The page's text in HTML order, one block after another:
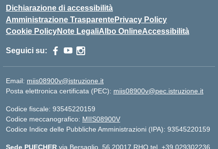
Dichiarazione di accessibilità
Amministrazione TrasparentePrivacy Policy
Cookie PolicyNote LegaliAlbo OnlineAccessibilità
Seguici su:
Email: miis08900v@istruzione.it
Posta elettronica certificata (PEC): miis08900v@pec.istruzione.it
Codice fiscale: 93545220159
Codice meccanografico: MIIS08900V
Codice Indice delle Pubbliche Amministrazioni (IPA): 93545220159
Sede PUECHER via Bersaglio, 56 20017 RHO tel. +39 029302236